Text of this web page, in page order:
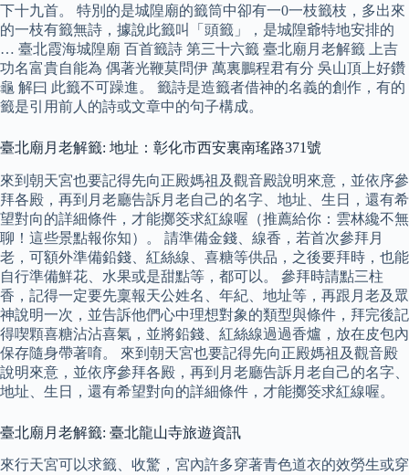
下十九首。 特別的是城隍廟的籤筒中卻有一0一枝籤枝，多出來
的一枝有籤無詩，據說此籤叫「頭籤」，是城隍爺特地安排的
… 臺北霞海城隍廟 百首籤詩 第三十六籤 臺北廟月老解籤 上吉
功名富貴自能為 偶著光鞭莫問伊 萬裏鵬程君有分 吳山頂上好鑽
龜 解曰 此籤不可躁進。 籤詩是造籤者借神的名義的創作，有的
籤是引用前人的詩或文章中的句子構成。
臺北廟月老解籤: 地址：彰化市西安裏南瑤路371號
來到朝天宮也要記得先向正殿媽祖及觀音殿說明來意，並依序參
拜各殿，再到月老廳告訴月老自己的名字、地址、生日，還有希
望對向的詳細條件，才能擲筊求紅線喔（推薦給你：雲林纔不無
聊！這些景點報你知）。 請準備金錢、線香，若首次參拜月
老，可額外準備鉛錢、紅絲線、喜糖等供品，之後要拜時，也能
自行準備鮮花、水果或是甜點等，都可以。 參拜時請點三柱
香，記得一定要先稟報天公姓名、年紀、地址等，再跟月老及眾
神說明一次，並告訴他們心中理想對象的類型與條件，拜完後記
得喫顆喜糖沾沾喜氣，並將鉛錢、紅絲線過過香爐，放在皮包內
保存隨身帶著唷。 來到朝天宮也要記得先向正殿媽祖及觀音殿
說明來意，並依序參拜各殿，再到月老廳告訴月老自己的名字、
地址、生日，還有希望對向的詳細條件，才能擲筊求紅線喔。
臺北廟月老解籤: 臺北龍山寺旅遊資訊
來行天宮可以求籤、收驚，宮內許多穿著青色道衣的效勞生或穿